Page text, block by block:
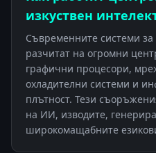
изкуствен
Съвременните системи за
разчитат на огромни
графични процесори,
охладителни системи и
плътност. Тези
на ИИ, изводите,
широкомащабните